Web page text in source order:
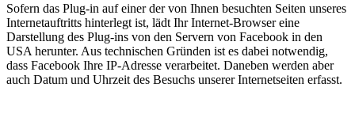
Sofern das Plug-in auf einer der von Ihnen besuchten Seiten unseres
Internetauftritts hinterlegt ist, lädt Ihr Internet-Browser eine
Darstellung des Plug-ins von den Servern von Facebook in den
USA herunter. Aus technischen Gründen ist es dabei notwendig,
dass Facebook Ihre IP-Adresse verarbeitet. Daneben werden aber
auch Datum und Uhrzeit des Besuchs unserer Internetseiten erfasst.